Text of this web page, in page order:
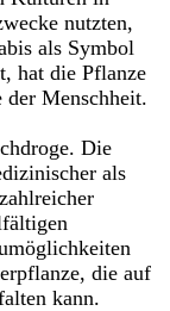
nutzten,
als Symbol
hat die Pflanze
der Menschheit.
Die
als
die auf
kann.